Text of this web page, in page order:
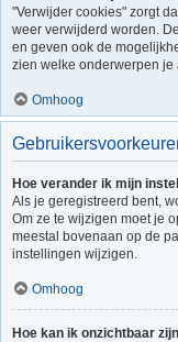
"Verwijder cookies" zorgt
weer verwijderd worden.
en geven ook de
zien welke onderwerpen je
Omhoog
Hoe verander ik mijn
Als je geregistreerd bent,
Om ze te wijzigen moet je
meestal bovenaan op de
instellingen wijzigen.
Omhoog
Hoe kan ik onzichtbaar